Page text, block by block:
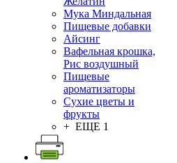
Мука Миндальная
Пищевые добавки
Айсинг
Вафельная крошка,
Рис воздушный
Пищевые
ароматизаторы
Сухие цветы и
фрукты
+ ЕЩЕ 1